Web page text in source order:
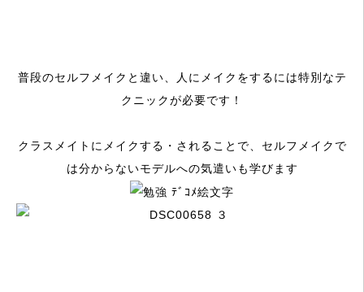
普段のセルフメイクと違い、人にメイクをするには特別なテ
クニックが必要です！
クラスメイトにメイクする・されることで、セルフメイクで
は分からないモデルへの気遣いも学びます